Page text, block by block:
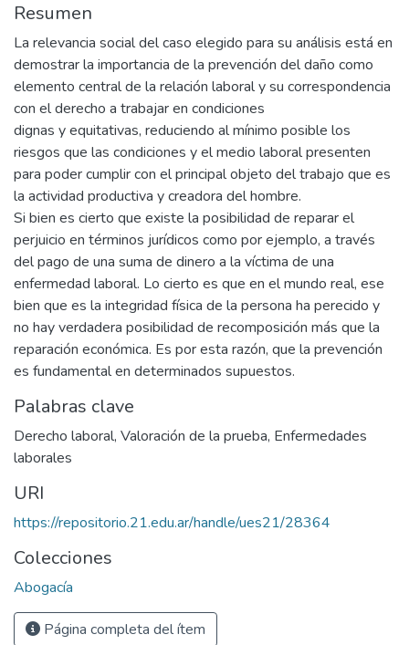
Resumen
La relevancia social del caso elegido para su análisis está en
demostrar la importancia de la prevención del daño como
elemento central de la relación laboral y su correspondencia
con el derecho a trabajar en condiciones
dignas y equitativas, reduciendo al mínimo posible los
riesgos que las condiciones y el medio laboral presenten
para poder cumplir con el principal objeto del trabajo que es
la actividad productiva y creadora del hombre.
Si bien es cierto que existe la posibilidad de reparar el
perjuicio en términos jurídicos como por ejemplo, a través
del pago de una suma de dinero a la víctima de una
enfermedad laboral. Lo cierto es que en el mundo real, ese
bien que es la integridad física de la persona ha perecido y
no hay verdadera posibilidad de recomposición más que la
reparación económica. Es por esta razón, que la prevención
es fundamental en determinados supuestos.
Palabras clave
Derecho laboral, Valoración de la prueba, Enfermedades
laborales
URI
https://repositorio.21.edu.ar/handle/ues21/28364
Colecciones
Abogacía
Página completa del ítem